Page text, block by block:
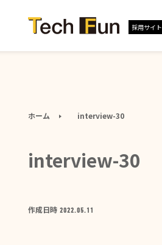
採用サイト
ホーム interview-30
interview-30
作成日時 2022.05.11